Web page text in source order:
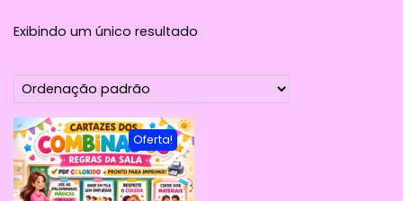
Exibindo um único resultado
Oferta!